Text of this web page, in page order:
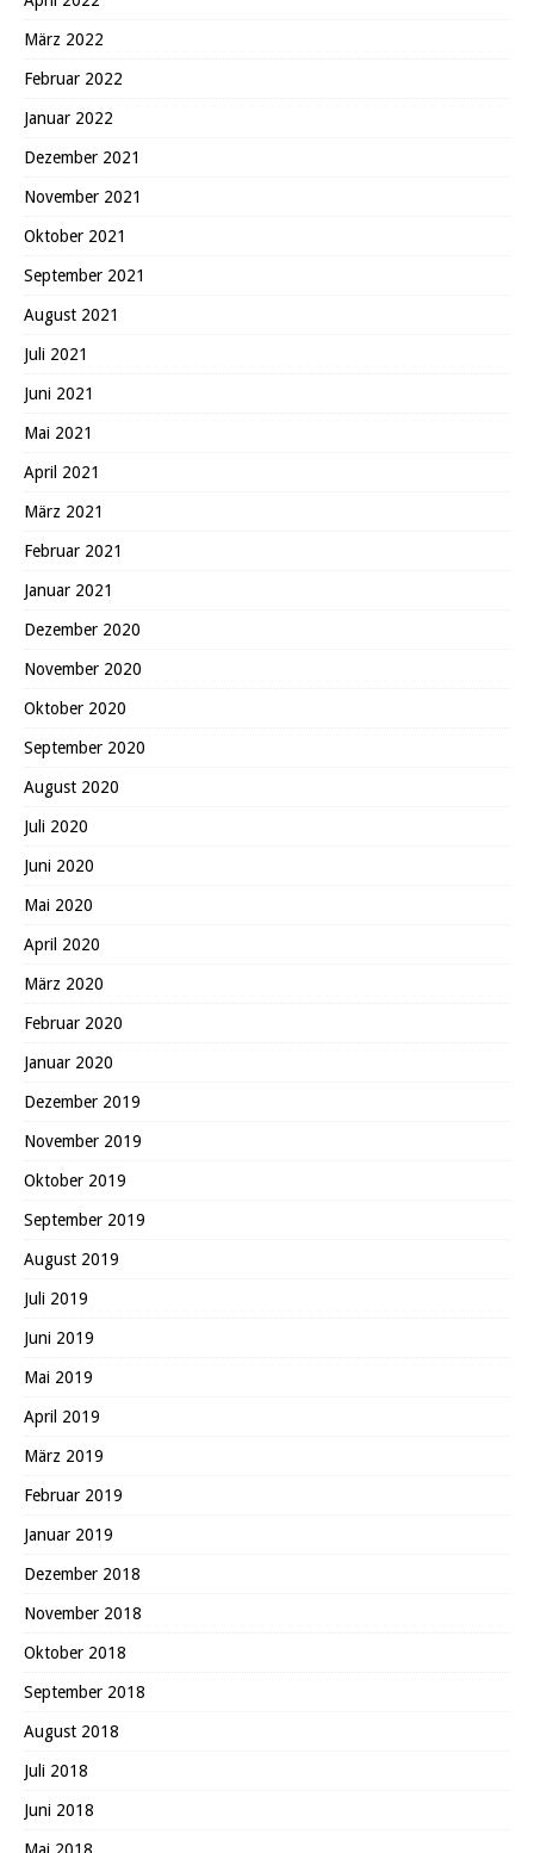
März 2022
Februar 2022
Januar 2022
Dezember 2021
November 2021
Oktober 2021
September 2021
August 2021
Juli 2021
Juni 2021
Mai 2021
April 2021
März 2021
Februar 2021
Januar 2021
Dezember 2020
November 2020
Oktober 2020
September 2020
August 2020
Juli 2020
Juni 2020
Mai 2020
April 2020
März 2020
Februar 2020
Januar 2020
Dezember 2019
November 2019
Oktober 2019
September 2019
August 2019
Juli 2019
Juni 2019
Mai 2019
April 2019
März 2019
Februar 2019
Januar 2019
Dezember 2018
November 2018
Oktober 2018
September 2018
August 2018
Juli 2018
Juni 2018
Mai 2018